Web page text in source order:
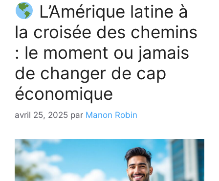
L’Amérique latine à
la croisée des chemins
: le moment ou jamais
de changer de cap
économique
avril 25, 2025 par Manon Robin